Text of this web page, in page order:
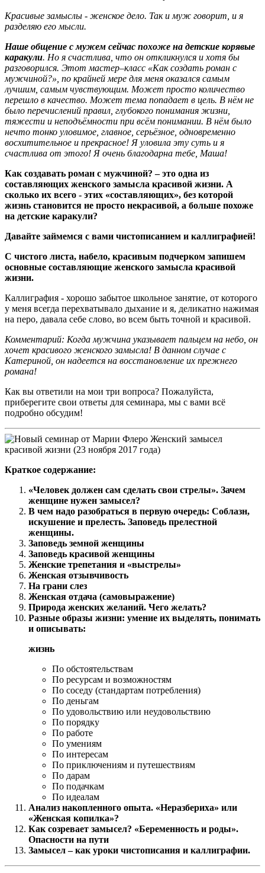
Красивые замыслы - женское дело. Так и муж говорит, и я
разделяю его мысли.
Наше общение с мужем сейчас похоже на детские корявые
каракули. Но я счастлива, что он откликнулся и хотя бы
разговорился. Этот мастер–класс «Как создать роман с
мужчиной?», по крайней мере для меня оказался самым
лучшим, самым чувствующим. Может просто количество
перешло в качество. Может тема попадает в цель. В нём не
было перечислений правил, глубокого понимания жизни,
тяжести и неподъёмности при всём понимании. В нём было
нечто тонко уловимое, главное, серьёзное, одновременно
восхитительное и прекрасное! Я уловила эту суть и я
счастлива от этого! Я очень благодарна тебе, Маша!
Как создавать роман с мужчиной? – это одна из
составляющих женского замысла красивой жизни. А
сколько их всего - этих «составляющих», без которой
жизнь становится не просто некрасивой, а больше похоже
на детские каракули?
Давайте займемся с вами чистописанием и каллиграфией!
С чистого листа, набело, красивым подчерком запишем
основные составляющие женского замысла красивой
жизни.
Каллиграфия - хорошо забытое школьное занятие, от которого
у меня всегда перехватывало дыхание и я, деликатно нажимая
на перо, давала себе слово, во всем быть точной и красивой.
Комментарий: Когда мужчина указывает пальцем на небо, он
хочет красивого женского замысла! В данном случае с
Катериной, он надеется на восстановление их прежнего
романа!
Как вы ответили на мои три вопроса? Пожалуйста,
приберегите свои ответы для семинара, мы с вами всё
подробно обсудим!
Краткое содержание:
«Человек должен сам сделать свои стрелы». Зачем
женщине нужен замысел?
В чем надо разобраться в первую очередь: Соблазн,
искушение и прелесть. Заповедь прелестной
женщины.
Заповедь земной женщины
Заповедь красивой женщины
Женские трепетания и «выстрелы»
Женская отзывчивость
На грани слез
Женская отдача (самовыражение)
Природа женских желаний. Чего желать?
Разные образы жизни: умение их выделять, понимать
и описывать:
жизнь
По обстоятельствам
По ресурсам и возможностям
По соседу (стандартам потребления)
По деньгам
По удовольствию или неудовольствию
По порядку
По работе
По умениям
По интересам
По приключениям и путешествиям
По дарам
По подачкам
По идеалам
Анализ накопленного опыта. «Неразбериха» или
«Женская копилка»?
Как созревает замысел? «Беременность и роды».
Опасности на пути
Замысел – как уроки чистописания и каллиграфии.